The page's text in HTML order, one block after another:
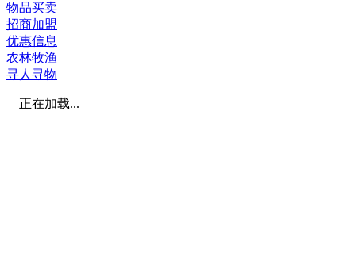
物品买卖
招商加盟
优惠信息
农林牧渔
寻人寻物
正在加载...